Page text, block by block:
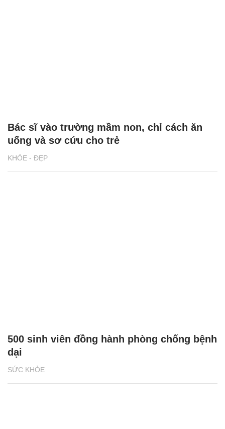
KHỎE - ĐẸP
Bác sĩ vào trường mầm non, chỉ cách ăn
uống và sơ cứu cho trẻ
SỨC KHỎE
500 sinh viên đồng hành phòng chống bệnh
dại